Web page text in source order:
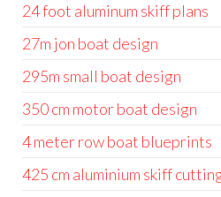
24 foot aluminum skiff plans
27m jon boat design
295m small boat design
350 cm motor boat design
4 meter row boat blueprints
425 cm aluminium skiff